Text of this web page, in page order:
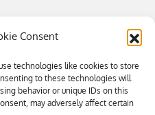
Consent
technologies like cookies to store
to these technologies will
behavior or unique IDs on this
may adversely affect certain
Pfoten an heißen Tagen
auf Ruf Teil 3